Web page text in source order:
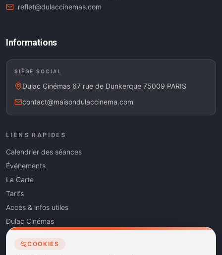
reflet@dulaccinemas.com
Informations
SIÈGE SOCIAL
Dulac Cinémas 67 rue de Dunkerque 75009 PARIS
contact@maisondulaccinema.com
LIENS RAPIDES
Calendrier des séances
Événements
La Carte
Tarifs
Accès & infos utiles
Dulac Cinémas
Cinéma5
Les Dits de l'Art
COOKIES